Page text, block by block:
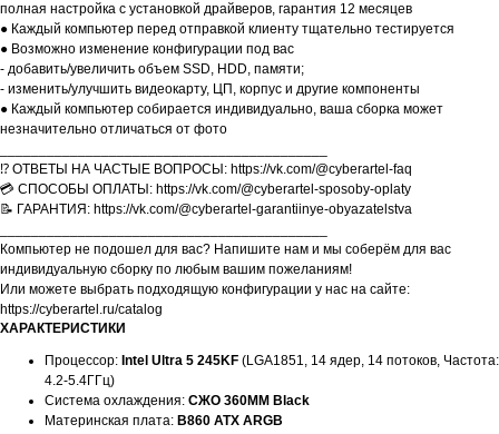
полная настройка с установкой драйверов, гарантия 12 месяцев
● Каждый компьютер перед отправкой клиенту тщательно тестируется
● Возможно изменение конфигурации под вас
- добавить/увеличить объем SSD, HDD, памяти;
- изменить/улучшить видеокарту, ЦП, корпус и другие компоненты
● Каждый компьютер собирается индивидуально, ваша сборка может
незначительно отличаться от фото
⁉️ ОТВЕТЫ НА ЧАСТЫЕ ВОПРОСЫ: https://vk.com/@cyberartel-faq
💳 СПОСОБЫ ОПЛАТЫ: https://vk.com/@cyberartel-sposoby-oplaty
📝 ГАРАНТИЯ: https://vk.com/@cyberartel-garantiinye-obyazatelstva
Компьютер не подошел для вас? Напишите нам и мы соберём для вас
индивидуальную сборку по любым вашим пожеланиям!
Или можете выбрать подходящую конфигурации у нас на сайте:
https://cyberartel.ru/catalog
ХАРАКТЕРИСТИКИ
Процессор: Intel Ultra 5 245KF (LGA1851, 14 ядер, 14 потоков, Частота:
4.2-5.4ГГц)
Система охлаждения: СЖО 360MM Black
Материнская плата: B860 ATX ARGB